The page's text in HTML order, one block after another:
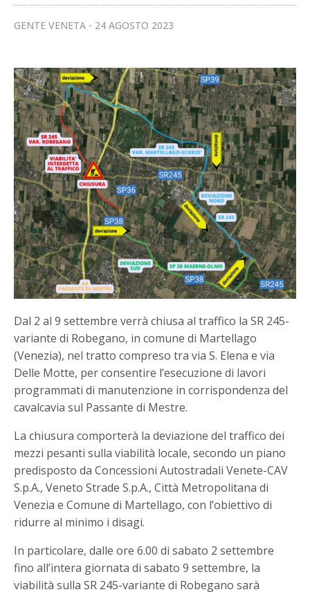
GENTE VENETA 24 AGOSTO 2023
Dal 2 al 9 settembre verrà chiusa al traffico la SR 245-
variante di Robegano, in comune di Martellago
(Venezia), nel tratto compreso tra via S. Elena e via
Delle Motte, per consentire l’esecuzione di lavori
programmati di manutenzione in corrispondenza del
cavalcavia sul Passante di Mestre.
La chiusura comporterà la deviazione del traffico dei
mezzi pesanti sulla viabilità locale, secondo un piano
predisposto da Concessioni Autostradali Venete-CAV
S.p.A., Veneto Strade S.p.A., Città Metropolitana di
Venezia e Comune di Martellago, con l’obiettivo di
ridurre al minimo i disagi.
In particolare, dalle ore 6.00 di sabato 2 settembre
fino all’intera giornata di sabato 9 settembre, la
viabilità sulla SR 245-variante di Robegano sarà